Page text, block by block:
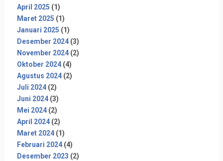
April 2025 (1)
Maret 2025 (1)
Januari 2025 (1)
Desember 2024(3)
November 2024(2)
Oktober 2024(4)
Agustus 2024(2)
Juli 2024(2)
Juni 2024(3)
Mei 2024(2)
April 2024(2)
Maret 2024(1)
Februari 2024(4)
Desember 2023 (2)